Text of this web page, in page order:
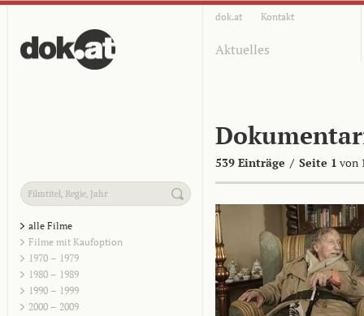
dok.at Kontakt
Aktuelles
539 Einträge / Seite 1 von
alle Filme
Filme mit Kaufoption
1970 – 1979
1980 – 1989
1990 – 1999
2000 – 2009